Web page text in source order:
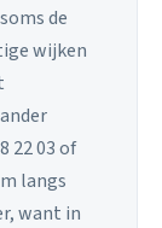
de
wijken
22 03 of
langs
want in